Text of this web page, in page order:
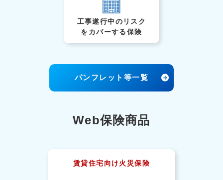
工事遂行中のリスク
をカバーする保険
パンフレット等一覧
Web保険商品
賃貸住宅向け火災保険